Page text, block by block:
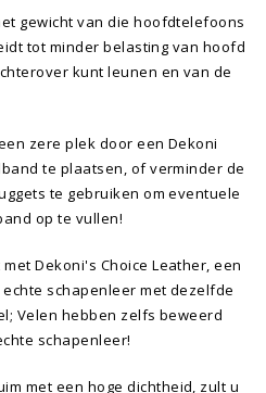
gewicht van die hoofdtelefoons
tot minder belasting van hoofd
kunt leunen en van de
zere plek door een Dekoni
te plaatsen, of verminder de
te gebruiken om eventuele
op te vullen!
Dekoni's Choice Leather, een
schapenleer met dezelfde
Velen hebben zelfs beweerd
schapenleer!
met een hoge dichtheid, zult u